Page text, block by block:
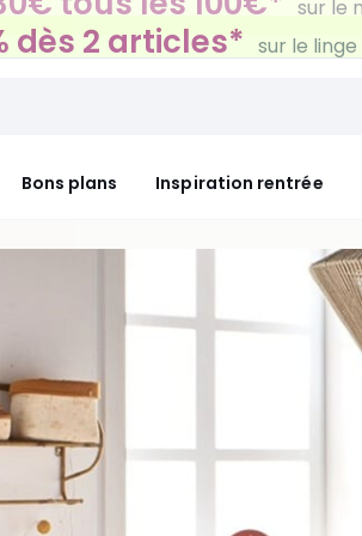
dès 2 articles*
Bons plans Inspiration rentrée